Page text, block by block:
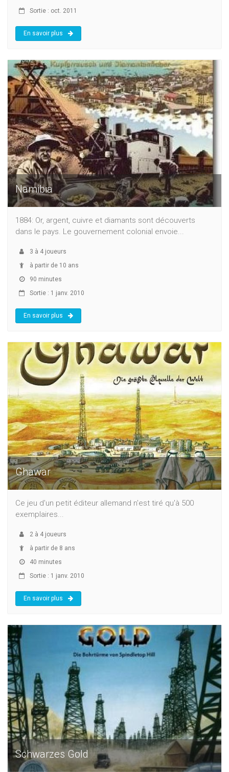
Sortie : oct. 2011
En savoir plus
Namibia
1884: Or, argent, cuivre et diamants sont découverts
dans le pays. Le gouvernement colonial envoie...
3 à 4 joueurs
à partir de 10 ans
90 minutes
Sortie : 1 janv. 2010
En savoir plus
Ghawar
Ce jeu d'un petit éditeur allemand n'est tiré qu'à 500
exemplaires...
2 à 4 joueurs
à partir de 8 ans
40 minutes
Sortie : 1 janv. 2010
En savoir plus
Schwarzes Gold